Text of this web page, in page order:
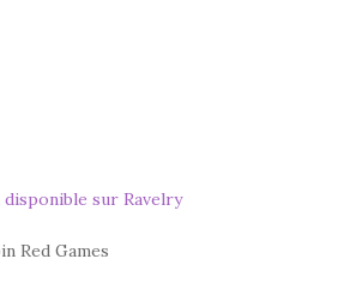
sur Ravelry
Red Games